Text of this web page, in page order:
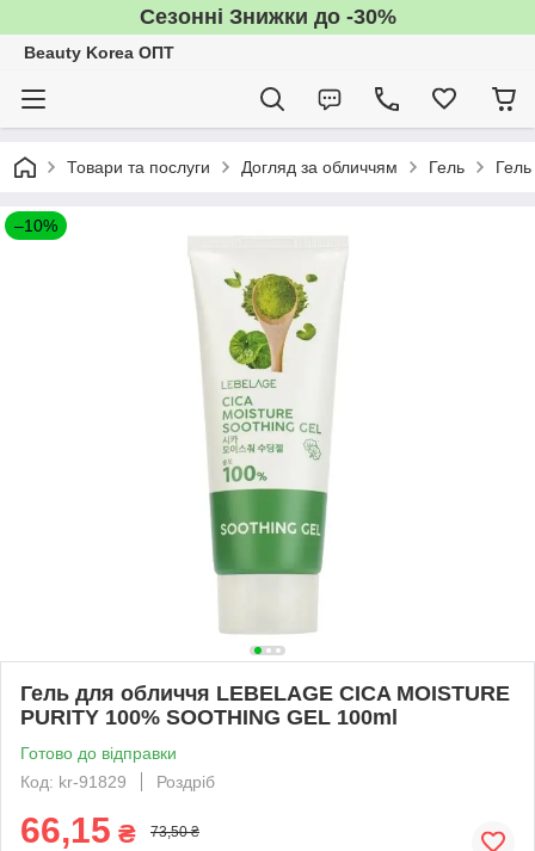
Сезонні Знижки до -30%
Beauty Korea ОПТ
Товари та послуги Догляд за обличчям Гель
–10%
Гель для обличчя LEBELAGE CICA MOISTURE
PURITY 100% SOOTHING GEL 100ml
Готово до відправки
Код: kr-91829
Роздріб
66,15 ₴ 73,50 ₴